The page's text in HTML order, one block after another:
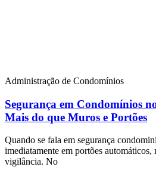
Administração de Condomínios
Segurança em Condomínios
Mais do que Muros e Portões
Quando se fala em segurança
imediatamente em portões automáticos,
vigilância. No